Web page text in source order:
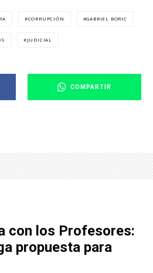
CORRUPCIÓN GABRIEL BORIC
JUDICIAL
COMPARTIR
con los Profesores:
propuesta para